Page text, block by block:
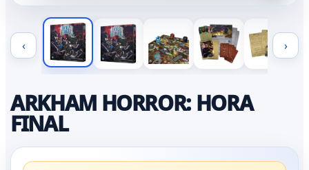
‹ ›
ARKHAM HORROR: HORA
FINAL